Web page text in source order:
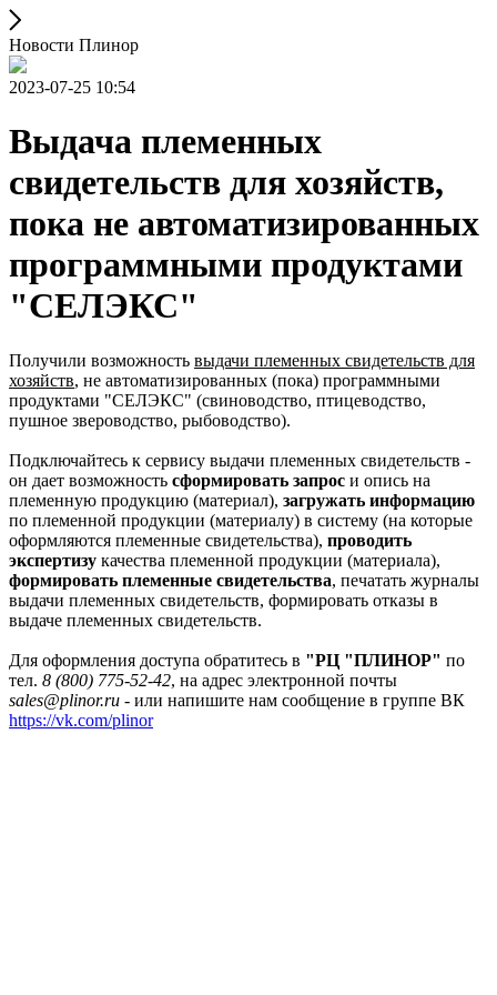
Новости Плинор
2023-07-25 10:54
Выдача племенных
свидетельств для хозяйств,
пока не автоматизированных
программными продуктами
"СЕЛЭКС"
Получили возможность выдачи племенных свидетельств для
хозяйств, не автоматизированных (пока) программными
продуктами "СЕЛЭКС" (свиноводство, птицеводство,
пушное звероводство, рыбоводство).
Подключайтесь к сервису выдачи племенных свидетельств -
он дает возможность сформировать запрос и опись на
племенную продукцию (материал), загружать информацию
по племенной продукции (материалу) в систему (на которые
оформляются племенные свидетельства), проводить
экспертизу качества племенной продукции (материала),
формировать племенные свидетельства, печатать журналы
выдачи племенных свидетельств, формировать отказы в
выдаче племенных свидетельств.
Для оформления доступа обратитесь в "РЦ "ПЛИНОР" по
тел. 8 (800) 775-52-42, на адрес электронной почты
sales@plinor.ru - или напишите нам сообщение в группе ВК
https://vk.com/plinor